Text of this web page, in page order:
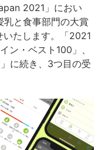
2021」におい
と食事部門の大賞
いたします。「2021
ン・ベスト100」、
に続き、3つ目の受